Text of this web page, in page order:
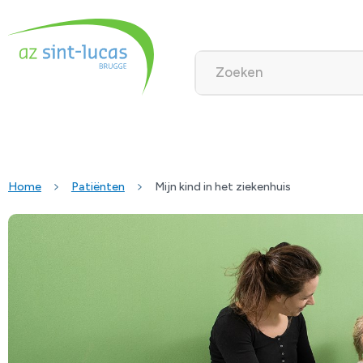
Home Patiënten Mijn kind in het ziekenhuis